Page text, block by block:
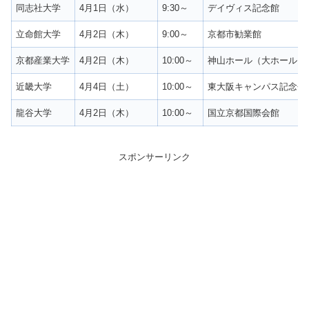
同志社大学 4月1日（水） 9:30～ デイヴィス記念館
立命館大学 4月2日（木） 9:00～ 京都市勧業館
京都産業大学 4月2日（木） 10:00～ 神山ホール（大ホール）
近畿大学 4月4日（土） 10:00～ 東大阪キャンパス記念会
龍谷大学 4月2日（木） 10:00～ 国立京都国際会館
スポンサーリンク